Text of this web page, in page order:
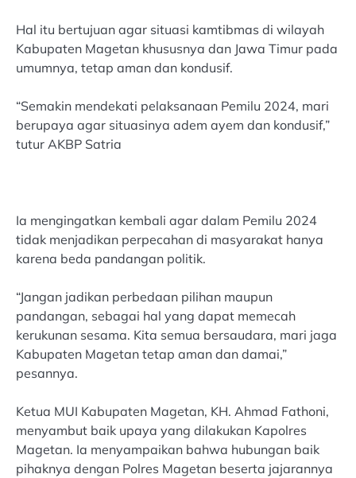
Hal itu bertujuan agar situasi kamtibmas di wilayah
Kabupaten Magetan khususnya dan Jawa Timur pada
umumnya, tetap aman dan kondusif.
“Semakin mendekati pelaksanaan Pemilu 2024, mari
berupaya agar situasinya adem ayem dan kondusif,”
tutur AKBP Satria
Ia mengingatkan kembali agar dalam Pemilu 2024
tidak menjadikan perpecahan di masyarakat hanya
karena beda pandangan politik.
“Jangan jadikan perbedaan pilihan maupun
pandangan, sebagai hal yang dapat memecah
kerukunan sesama. Kita semua bersaudara, mari jaga
Kabupaten Magetan tetap aman dan damai,”
pesannya.
Ketua MUI Kabupaten Magetan, KH. Ahmad Fathoni,
menyambut baik upaya yang dilakukan Kapolres
Magetan. Ia menyampaikan bahwa hubungan baik
pihaknya dengan Polres Magetan beserta jajarannya